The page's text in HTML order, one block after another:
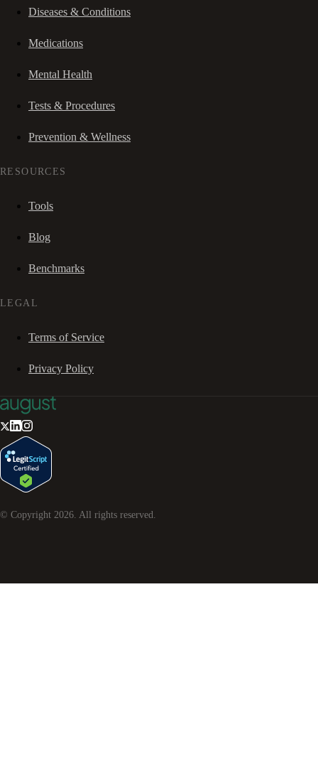
Diseases & Conditions
Medications
Mental Health
Tests & Procedures
Prevention & Wellness
RESOURCES
Tools
Blog
Benchmarks
LEGAL
Terms of Service
Privacy Policy
© Copyright 2026 . All rights reserved.